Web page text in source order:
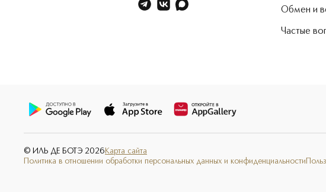
Обмен и
Частые
© ИЛЬ ДЕ БОТЭ 2026 Карта сайта
Политика в отношении обработки персональных данных и конфиденциальности